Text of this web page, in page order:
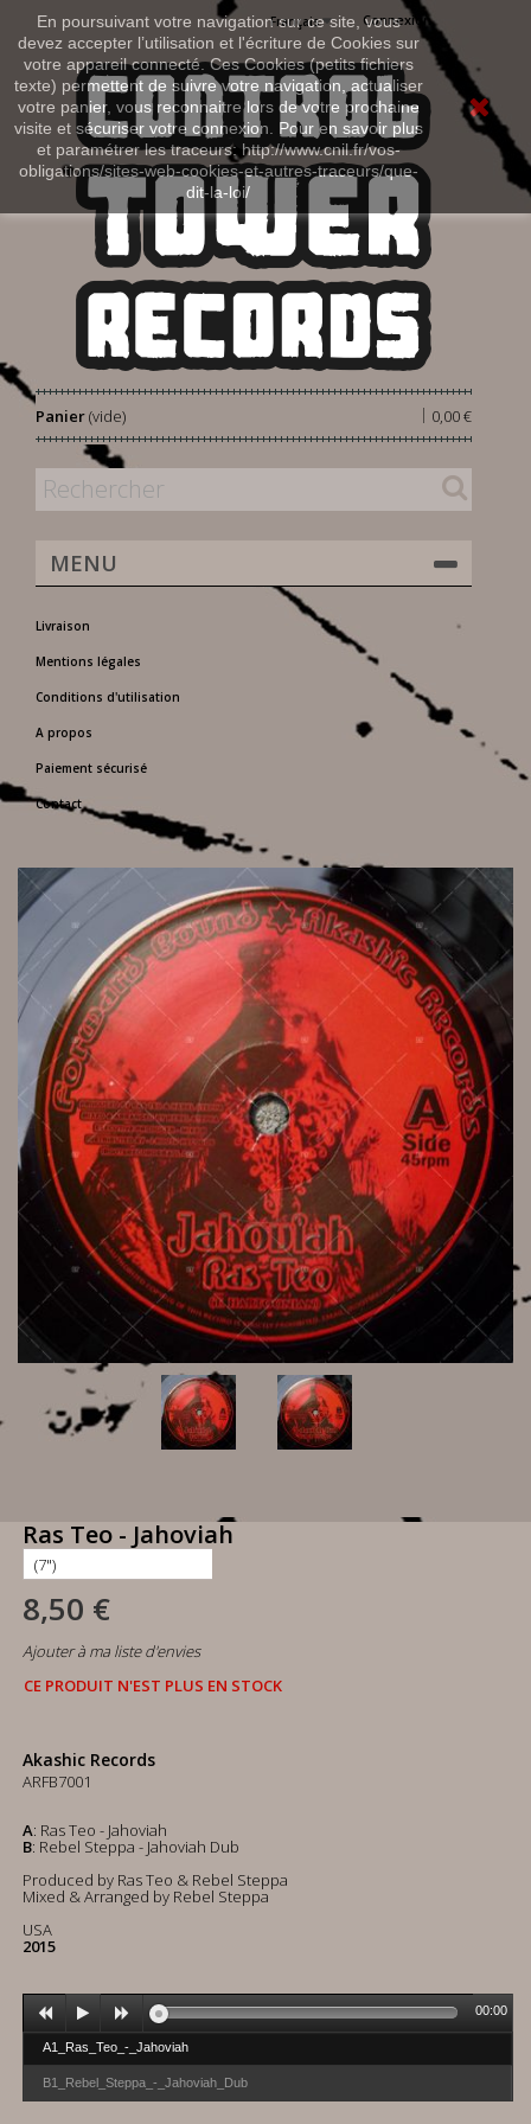
En poursuivant votre navigation sur ce site, vous
devez accepter l’utilisation et l'écriture de Cookies sur
votre appareil connecté. Ces Cookies (petits fichiers
texte) permettent de suivre votre navigation, actualiser
votre panier, vous reconnaitre lors de votre prochaine
visite et sécuriser votre connexion. Pour en savoir plus
et paramétrer les traceurs: http://www.cnil.fr/vos-
obligations/sites-web-cookies-et-autres-traceurs/que-
dit-la-loi/
Connexion
Français
Panier 0,00 €
|
(vide)
MENU
Livraison
Mentions légales
Conditions d'utilisation
A propos
Paiement sécurisé
Contact
Ras Teo - Jahoviah
8,50 €
Ajouter à ma liste d'envies
CE PRODUIT N'EST PLUS EN STOCK
Akashic Records
ARFB7001
A: Ras Teo - Jahoviah
B: Rebel Steppa - Jahoviah Dub
Produced by Ras Teo & Rebel Steppa
Mixed & Arranged by Rebel Steppa
USA
2015
A1_Ras_Teo_-_Jahoviah
B1_Rebel_Steppa_-_Jahoviah_Dub
00:00